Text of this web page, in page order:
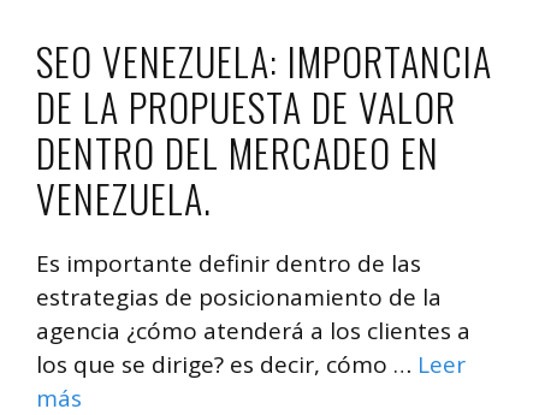
SEO VENEZUELA: IMPORTANCIA
DE LA PROPUESTA DE VALOR
DENTRO DEL MERCADEO EN
VENEZUELA.
Es importante definir dentro de las
estrategias de posicionamiento de la
agencia ¿cómo atenderá a los clientes a
los que se dirige? es decir, cómo … Leer
más